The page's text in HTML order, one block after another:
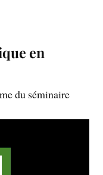
en
du séminaire